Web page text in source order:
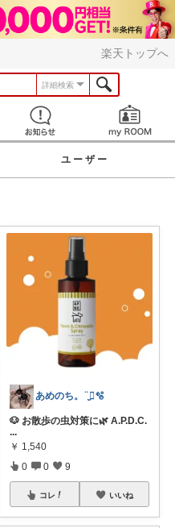
楽天トップへ
詳細検索
見つける お知らせ
ユーザー
あめのち。¨̮⃝🫧
🐶 お散歩の虫対策に🌿 A.P.D.C.
...
￥ 1,540
0 0 9
コレ いいね